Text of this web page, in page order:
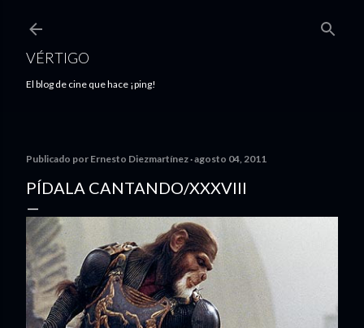
VÉRTIGO
El blog de cine que hace ¡ping!
Publicado por Ernesto Diezmartínez agosto 04, 2011
PÍDALA CANTANDO/XXXVIII